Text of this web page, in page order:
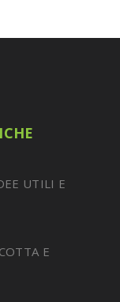
UTILI E
E